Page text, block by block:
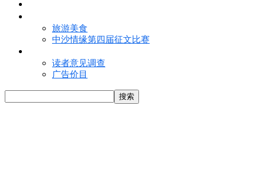
旅游美食
中沙情缘第四届征文比赛
读者意见调查
广告价目